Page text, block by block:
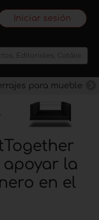
Iniciar sesión
para muebles
la
en el